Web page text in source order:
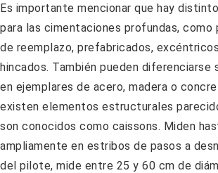
Es importante mencionar que hay
para las cimentaciones profundas, como
de reemplazo, prefabricados,
hincados. También pueden diferenciarse
en ejemplares de acero, madera o
existen elementos estructurales
son conocidos como caissons. Miden
ampliamente en estribos de pasos a
del pilote, mide entre 25 y 60 cm de